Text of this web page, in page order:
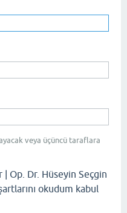
veya üçüncü taraflara
Op. Dr. Hüseyin Seçgin
okudum kabul